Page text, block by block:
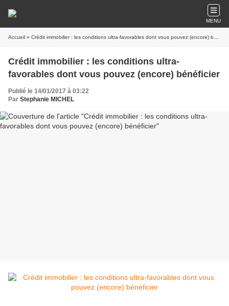
MENU
Accueil » Crédit immobilier : les conditions ultra-favorables dont vous pouvez (encore) bénéficier
Crédit immobilier : les conditions ultra-
favorables dont vous pouvez (encore) bénéficier
Publié le 14/01/2017 à 03:22
Par Stephanie MICHEL